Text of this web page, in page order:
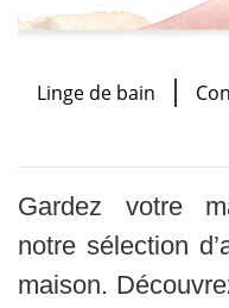
Linge de bain
Gardez votre
notre sélection
maison.